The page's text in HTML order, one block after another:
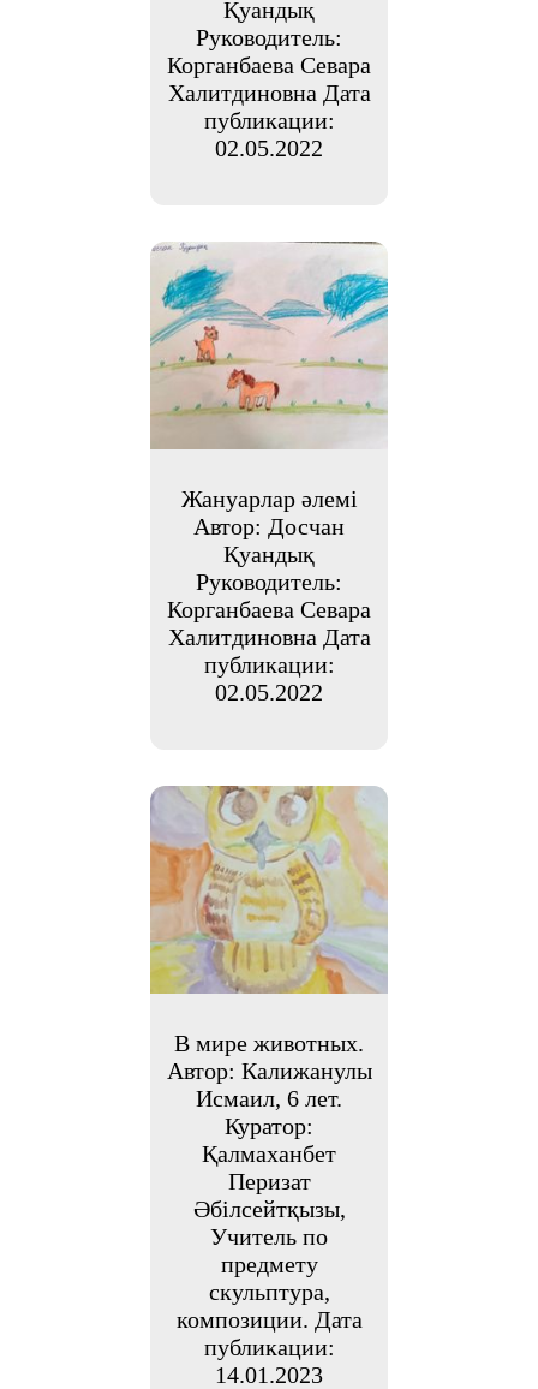
Қуандық
Руководитель:
Корганбаева Севара
Халитдиновна Дата
публикации:
02.05.2022
Жануарлар әлемі
Автор: Досчан
Қуандық
Руководитель:
Корганбаева Севара
Халитдиновна Дата
публикации:
02.05.2022
В мире животных.
Автор: Калижанулы
Исмаил, 6 лет.
Куратор:
Қалмаханбет
Перизат
Әбілсейтқызы,
Учитель по
предмету
скульптура,
композиции. Дата
публикации:
14.01.2023